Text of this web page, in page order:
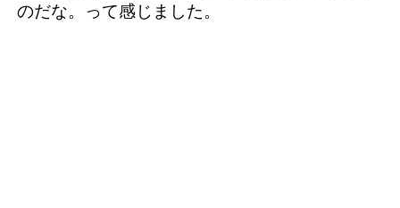
のだな。って感じました。